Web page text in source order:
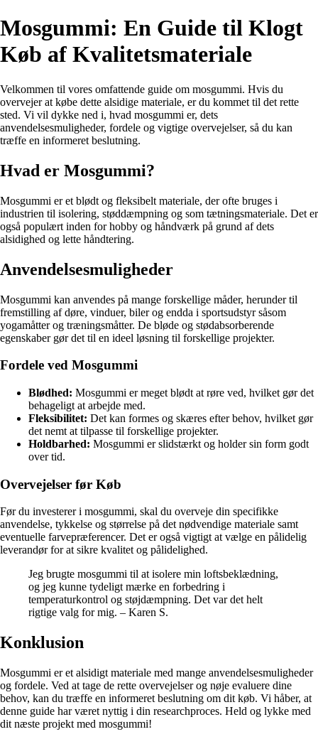
Mosgummi: En Guide til Klogt
Køb af Kvalitetsmateriale
Velkommen til vores omfattende guide om mosgummi. Hvis du
overvejer at købe dette alsidige materiale, er du kommet til det rette
sted. Vi vil dykke ned i, hvad mosgummi er, dets
anvendelsesmuligheder, fordele og vigtige overvejelser, så du kan
træffe en informeret beslutning.
Hvad er Mosgummi?
Mosgummi er et blødt og fleksibelt materiale, der ofte bruges i
industrien til isolering, støddæmpning og som tætningsmateriale. Det er
også populært inden for hobby og håndværk på grund af dets
alsidighed og lette håndtering.
Anvendelsesmuligheder
Mosgummi kan anvendes på mange forskellige måder, herunder til
fremstilling af døre, vinduer, biler og endda i sportsudstyr såsom
yogamåtter og træningsmåtter. De bløde og stødabsorberende
egenskaber gør det til en ideel løsning til forskellige projekter.
Fordele ved Mosgummi
Blødhed: Mosgummi er meget blødt at røre ved, hvilket gør det
behageligt at arbejde med.
Fleksibilitet: Det kan formes og skæres efter behov, hvilket gør
det nemt at tilpasse til forskellige projekter.
Holdbarhed: Mosgummi er slidstærkt og holder sin form godt
over tid.
Overvejelser før Køb
Før du investerer i mosgummi, skal du overveje din specifikke
anvendelse, tykkelse og størrelse på det nødvendige materiale samt
eventuelle farvepræferencer. Det er også vigtigt at vælge en pålidelig
leverandør for at sikre kvalitet og pålidelighed.
Jeg brugte mosgummi til at isolere min loftsbeklædning,
og jeg kunne tydeligt mærke en forbedring i
temperaturkontrol og støjdæmpning. Det var det helt
rigtige valg for mig. – Karen S.
Konklusion
Mosgummi er et alsidigt materiale med mange anvendelsesmuligheder
og fordele. Ved at tage de rette overvejelser og nøje evaluere dine
behov, kan du træffe en informeret beslutning om dit køb. Vi håber, at
denne guide har været nyttig i din researchproces. Held og lykke med
dit næste projekt med mosgummi!